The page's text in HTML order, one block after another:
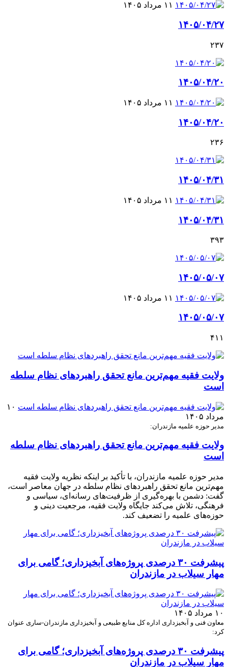
۱۱ مرداد ۱۴۰۵
۱۴۰۵/۰۴/۲۷
۲۳۷
۱۴۰۵/۰۴/۲۰
۱۱ مرداد ۱۴۰۵
۱۴۰۵/۰۴/۲۰
۲۳۶
۱۴۰۵/۰۴/۳۱
۱۱ مرداد ۱۴۰۵
۱۴۰۵/۰۴/۳۱
۳۹۳
۱۴۰۵/۰۵/۰۷
۱۱ مرداد ۱۴۰۵
۱۴۰۵/۰۵/۰۷
۴۱۱
ولایت فقیه مهم‌ترین مانع تحقق راهبردهای نظام سلطه
است
۱۰
مرداد ۱۴۰۵
مدیر حوزه علمیه مازندران:
ولایت فقیه مهم‌ترین مانع تحقق راهبردهای نظام سلطه
است
مدیر حوزه علمیه مازندران، با تأکید بر اینکه نظریه ولایت فقیه
مهم‌ترین مانع تحقق راهبردهای نظام سلطه در جهان معاصر است،
گفت: دشمن با بهره‌گیری از ظرفیت‌های رسانه‌ای، سیاسی و
فرهنگی، تلاش می‌کند جایگاه ولایت فقیه، مرجعیت دینی و
حوزه‌های علمیه را تضعیف کند.
پیشرفت ۳۰ درصدی پروژه‌های آبخیزداری؛ گامی برای
مهار سیلاب در مازندران
۱۰ مرداد ۱۴۰۵
معاون فنی و آبخیزداری اداره کل منابع طبیعی و آبخیزداری مازندران-ساری عنوان
کرد:
پیشرفت ۳۰ درصدی پروژه‌های آبخیزداری؛ گامی برای
مهار سیلاب در مازندران